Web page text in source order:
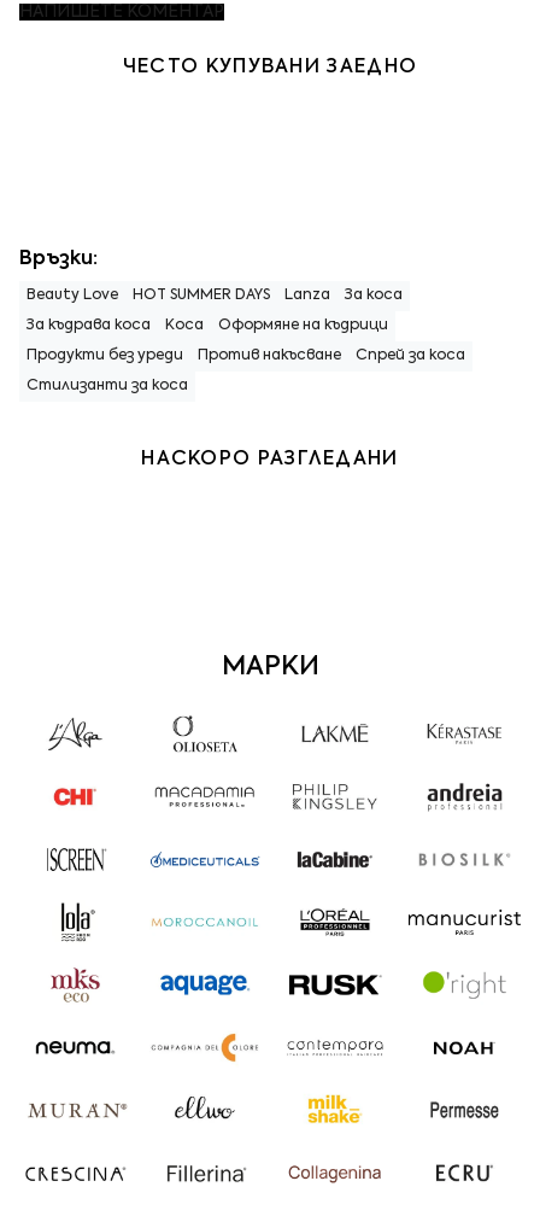
НАПИШЕТЕ КОМЕНТАР
ЧЕСТО КУПУВАНИ ЗАЕДНО
Връзки:
Beauty Love HOT SUMMER DAYS Lanza За коса
За къдрава коса Коса Оформяне на къдрици
Продукти без уреди Против накъсване Спрей за коса
Стилизанти за коса
НАСКОРО РАЗГЛЕДАНИ
МАРКИ